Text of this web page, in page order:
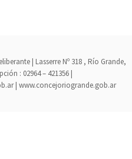
| Lasserre Nº 318 , Río Grande,
: 02964 – 421356 |
| www.concejoriogrande.gob.ar